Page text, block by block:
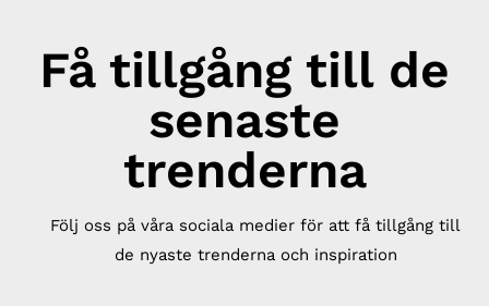
Få tillgång till de
senaste
trenderna
Följ oss på våra sociala medier för att få tillgång till
de nyaste trenderna och inspiration